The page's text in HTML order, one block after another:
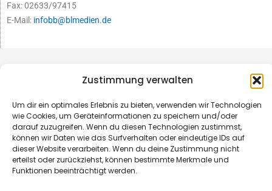
Zustimmung verwalten
Um dir ein optimales Erlebnis zu bieten, verwenden wir Technologien
wie Cookies, um Geräteinformationen zu speichern und/oder
darauf zuzugreifen. Wenn du diesen Technologien zustimmst,
können wir Daten wie das Surfverhalten oder eindeutige IDs auf
dieser Website verarbeiten. Wenn du deine Zustimmung nicht
erteilst oder zurückziehst, können bestimmte Merkmale und
Funktionen beeinträchtigt werden.
Fax: 02633/97415
E-Mail: infobb@blmedien.de